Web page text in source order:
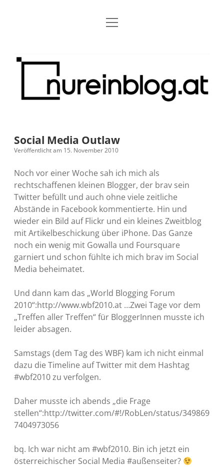
Blog
Archiv
Kontakt
Grundsätze Dropdown-
Kreativitätserklärung
Barrierefreiheit
Meine Fediverse Regeln
barcamper.at – Die österreichische Barcamp Liste
Alleinr – Der Ruheraum im Web (externer Link)
S9y InfoCamp – Der Serendpity Podcast (externer
Impressum
Datenschutz
Microblog
rss email-
form
mastodon
Menü
Nur
Blog
Social Media Outlaw
Veröffentlicht am 15. November 2010
Noch vor einer Woche sah ich mich als
rechtschaffenen kleinen Blogger, der brav sein
Twitter befüllt und auch ohne viele zeitliche
Abstände in Facebook kommentierte. Hin und
wieder ein Bild auf Flickr und ein kleines Zweitblog
mit Artikelbeschickung über iPhone. Das Ganze
noch ein wenig mit Gowalla und Foursquare
garniert und schon fühlte ich mich brav im Social
Media beheimatet.
Und dann kam das „World Blogging Forum
2010“:http://www.wbf2010.at …Zwei Tage vor dem
„Treffen aller Treffen“ für BloggerInnen musste ich
leider absagen.
Samstags (dem Tag des WBF) kam ich nicht einmal
dazu die Timeline auf Twitter mit dem Hashtag
#wbf2010 zu verfolgen.
Daher musste ich abends „die Frage
stellen“:http://twitter.com/#!/RobLen/status/349869
7404973056
bq. Ich war nicht am #wbf2010. Bin ich jetzt ein
österreichischer Social Media #außenseiter?